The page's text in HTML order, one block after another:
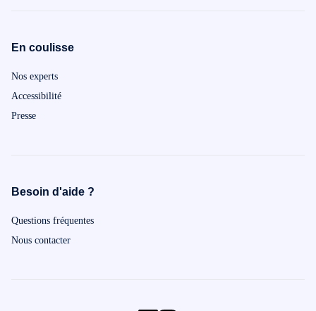
En coulisse
Nos experts
Accessibilité
Presse
Besoin d'aide ?
Questions fréquentes
Nous contacter